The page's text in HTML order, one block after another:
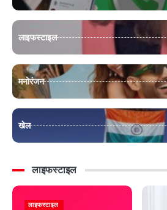
लाइफस्टाइल
मनोरंजन
खेल
लाइफस्टाइल
लाइफस्टाइल